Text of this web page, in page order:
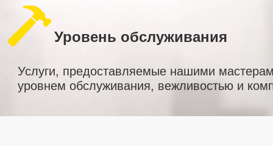
Услуги, предоставляемые нашими
уровнем обслуживания, вежливостью и
Уровень обслуживания